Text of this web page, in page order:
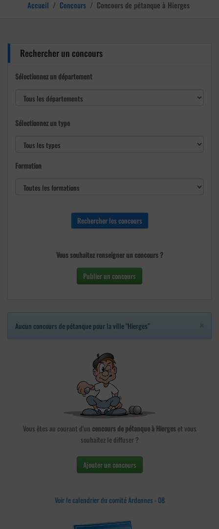
Accueil / Concours / Concours de pétanque à Hierges
Rechercher un concours
Sélectionnez un département
Sélectionnez un type
Formation
Vous souhaitez renseigner un concours ?
Publier un concours
Aucun concours de pétanque pour la ville "Hierges"
Vous êtes au courant d'un concours de pétanque à Hiergeset vous
souhaitez le diffuser ?
Ajouter un concours
Voir le calendrier du comité Ardennes - 08